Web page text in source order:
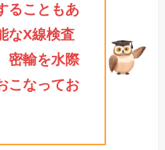
ることもあ
なX線検査
密輸を水際
こなってお